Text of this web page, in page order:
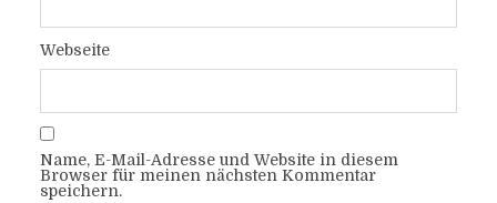
Webseite
Name, E-Mail-Adresse und Website in diesem
Browser für meinen nächsten Kommentar
speichern.